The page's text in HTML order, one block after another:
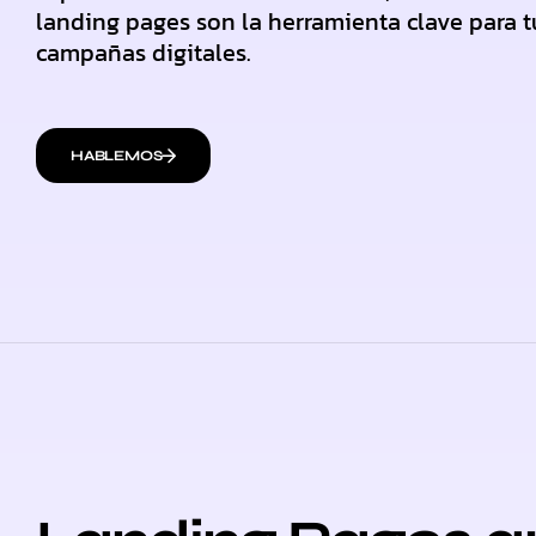
landing pages son la herramienta clave para
campañas digitales.
HABLEMOS